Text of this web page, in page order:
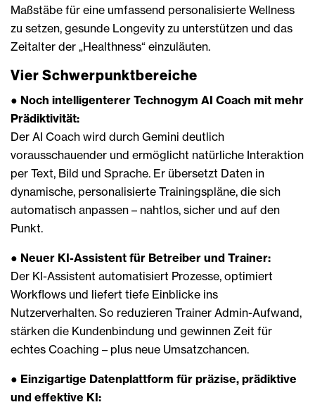
Maßstäbe für eine umfassend personalisierte Wellness
zu setzen, gesunde Longevity zu unterstützen und das
Zeitalter der „Healthness“ einzuläuten.
Vier Schwerpunktbereiche
● Noch intelligenterer Technogym AI Coach mit mehr
Prädiktivität:
Der AI Coach wird durch Gemini deutlich
vorausschauender und ermöglicht natürliche Interaktion
per Text, Bild und Sprache. Er übersetzt Daten in
dynamische, personalisierte Trainingspläne, die sich
automatisch anpassen – nahtlos, sicher und auf den
Punkt.
● Neuer KI-Assistent für Betreiber und Trainer:
Der KI-Assistent automatisiert Prozesse, optimiert
Workflows und liefert tiefe Einblicke ins
Nutzerverhalten. So reduzieren Trainer Admin-Aufwand,
stärken die Kundenbindung und gewinnen Zeit für
echtes Coaching – plus neue Umsatzchancen.
● Einzigartige Datenplattform für präzise, prädiktive
und effektive KI: